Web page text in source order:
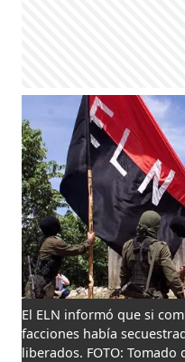
El ELN informó que si
facciones había
liberados. FOTO: